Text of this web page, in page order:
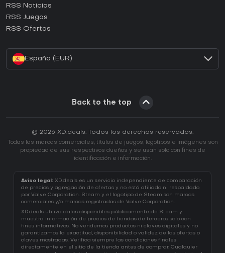
¿Cómo activar una CD Key de Ubisoft Connect?
RSS Noticias
RSS Juegos
RSS Ofertas
España (EUR)
Back to the top
© 2026 XD.deals. Todos los derechos reservados.
Todas las marcas comerciales, títulos de juegos, logotipos e imágenes son
propiedad de sus respectivos dueños y se usan solo con fines de
identificación e información.
Aviso legal: XD.deals es un servicio independiente de comparación
de precios y agregación de ofertas y no está afiliado ni respaldado
por Valve Corporation. Steam y el logotipo de Steam son marcas
comerciales y/o marcas registradas de Valve Corporation.
XD.deals utiliza datos disponibles públicamente de Steam y
muestra información de precios de tiendas de terceros solo con
fines informativos. No vendemos productos ni claves digitales y no
garantizamos la exactitud, disponibilidad o validez de las ofertas o
claves mostradas. Verifica siempre las condiciones finales
directamente en el sitio de la tienda antes de comprar. Cualquier